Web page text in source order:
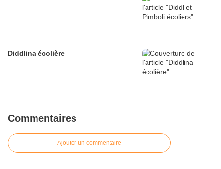
Diddlina écolière
Commentaires
Ajouter un commentaire